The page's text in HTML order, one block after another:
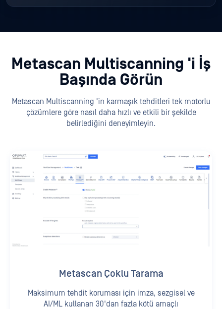
Metascan Multiscanning 'i İş
Başında Görün
Metascan Multiscanning 'in karmaşık tehditleri tek motorlu
çözümlere göre nasıl daha hızlı ve etkili bir şekilde
belirlediğini deneyimleyin.
Metascan Çoklu Tarama
Maksimum tehdit koruması için imza, sezgisel ve
AI/ML kullanan 30'dan fazla kötü amaçlı